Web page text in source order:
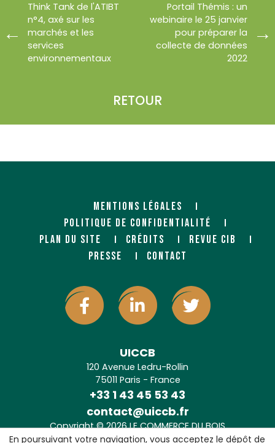
Think Tank de l'ATIBT
n°4, axé sur les
marchés et les
services
environnementaux
RETOUR
Portail Thémis : un
webinaire le 25 janvier
pour préparer la
collecte de données
2022
MENTIONS LÉGALES
POLITIQUE DE CONFIDENTIALITÉ
PLAN DU SITE
CRÉDITS
REVUE CIB
PRESSE
CONTACT
UICCB
120 Avenue Ledru-Rollin
75011 Paris - France
+33 1 43 45 53 43
contact@uiccb.fr
Copyright © 2026 LE COMMERCE DU BOIS
Agence web Paris: 6LAB
En poursuivant votre navigation, vous acceptez le dépôt de